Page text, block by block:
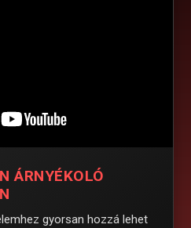
ÁRNYÉKOLÓ
gyorsan hozzá lehet